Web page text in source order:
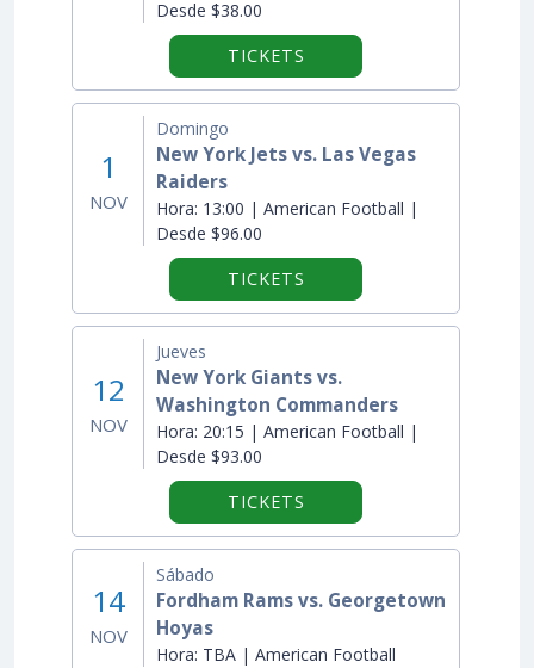
Desde $38.00
TICKETS
1
NOV
Domingo
New York Jets vs. Las Vegas
Raiders
Hora: 13:00 | American Football |
Desde $96.00
TICKETS
12
NOV
Jueves
New York Giants vs.
Washington Commanders
Hora: 20:15 | American Football |
Desde $93.00
TICKETS
14
NOV
Sábado
Fordham Rams vs. Georgetown
Hoyas
Hora: TBA | American Football